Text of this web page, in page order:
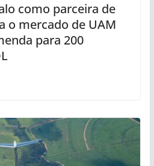
como parceira de
o mercado de UAM
para 200